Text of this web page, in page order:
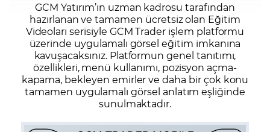
GCM Yatırım’ın uzman kadrosu tarafından
hazırlanan ve tamamen ücretsiz olan Eğitim
Videoları serisiyle GCM Trader işlem platformu
üzerinde uygulamalı görsel eğitim imkanına
kavuşacaksınız. Platformun genel tanıtımı,
özellikleri, menü kullanımı, pozisyon açma-
kapama, bekleyen emirler ve daha bir çok konu
tamamen uygulamalı görsel anlatım eşliğinde
sunulmaktadır.